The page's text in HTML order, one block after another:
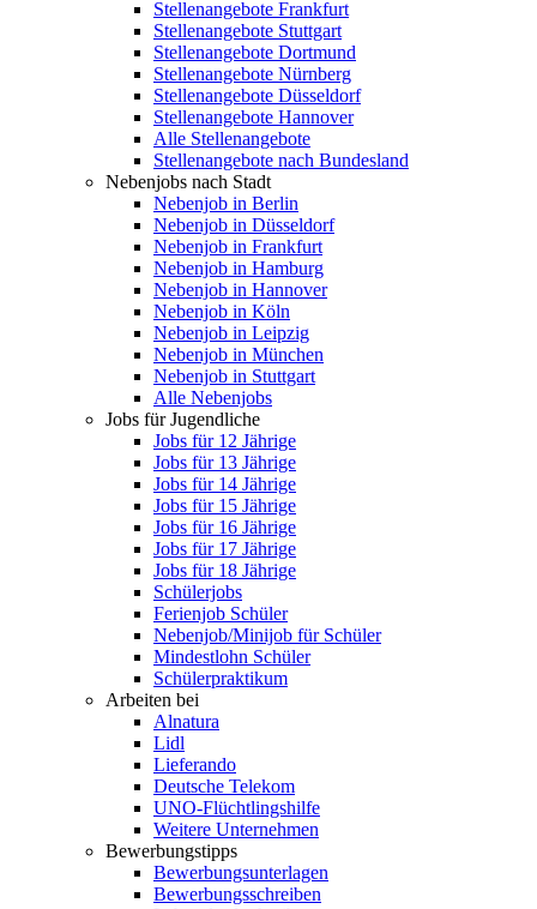
Stellenangebote Frankfurt
Stellenangebote Stuttgart
Stellenangebote Dortmund
Stellenangebote Nürnberg
Stellenangebote Düsseldorf
Stellenangebote Hannover
Alle Stellenangebote
Stellenangebote nach Bundesland
Nebenjobs nach Stadt
Nebenjob in Berlin
Nebenjob in Düsseldorf
Nebenjob in Frankfurt
Nebenjob in Hamburg
Nebenjob in Hannover
Nebenjob in Köln
Nebenjob in Leipzig
Nebenjob in München
Nebenjob in Stuttgart
Alle Nebenjobs
Jobs für Jugendliche
Jobs für 12 Jährige
Jobs für 13 Jährige
Jobs für 14 Jährige
Jobs für 15 Jährige
Jobs für 16 Jährige
Jobs für 17 Jährige
Jobs für 18 Jährige
Schülerjobs
Ferienjob Schüler
Nebenjob/Minijob für Schüler
Mindestlohn Schüler
Schülerpraktikum
Arbeiten bei
Alnatura
Lidl
Lieferando
Deutsche Telekom
UNO-Flüchtlingshilfe
Weitere Unternehmen
Bewerbungstipps
Bewerbungsunterlagen
Bewerbungsschreiben